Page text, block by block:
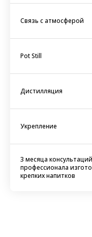
Связь с атмосферой
Pot Still
Дистилляция
Укрепление
3 месяца
профессионала
крепких напитков